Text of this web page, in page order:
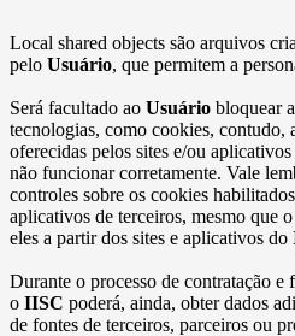
Local shared objects são arquivos
pelo Usuário, que permitem a
Será facultado ao Usuário bloquear
tecnologias, como cookies, contudo,
oferecidas pelos sites e/ou
não funcionar corretamente. Vale
controles sobre os cookies
aplicativos de terceiros, mesmo que o
eles a partir dos sites e aplicativos do
Durante o processo de contratação e
o IISC poderá, ainda, obter dados
de fontes de terceiros, parceiros ou